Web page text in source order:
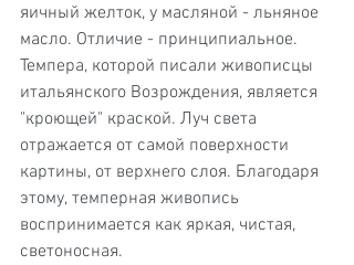
яичный желток, у масляной - льняное
масло. Отличие - принципиальное.
Темпера, которой писали живописцы
итальянского Возрождения, является
"кроющей" краской. Луч света
отражается от самой поверхности
картины, от верхнего слоя. Благодаря
этому, темперная живопись
воспринимается как яркая, чистая,
светоносная.